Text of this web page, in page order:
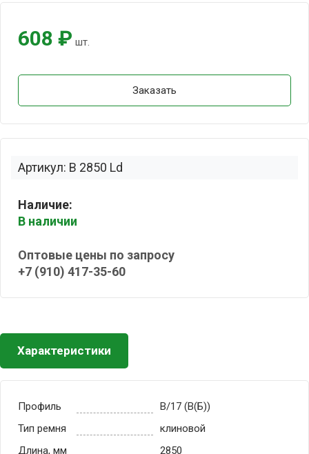
Артикул: B 2850 Ld
Наличие:
В наличии
Оптовые цены по запросу
+7 (910) 417-35-60
608 ₽ шт.
Заказать
Характеристики
Профиль
B/17 (B(Б))
Тип ремня
клиновой
Длина, мм
2850